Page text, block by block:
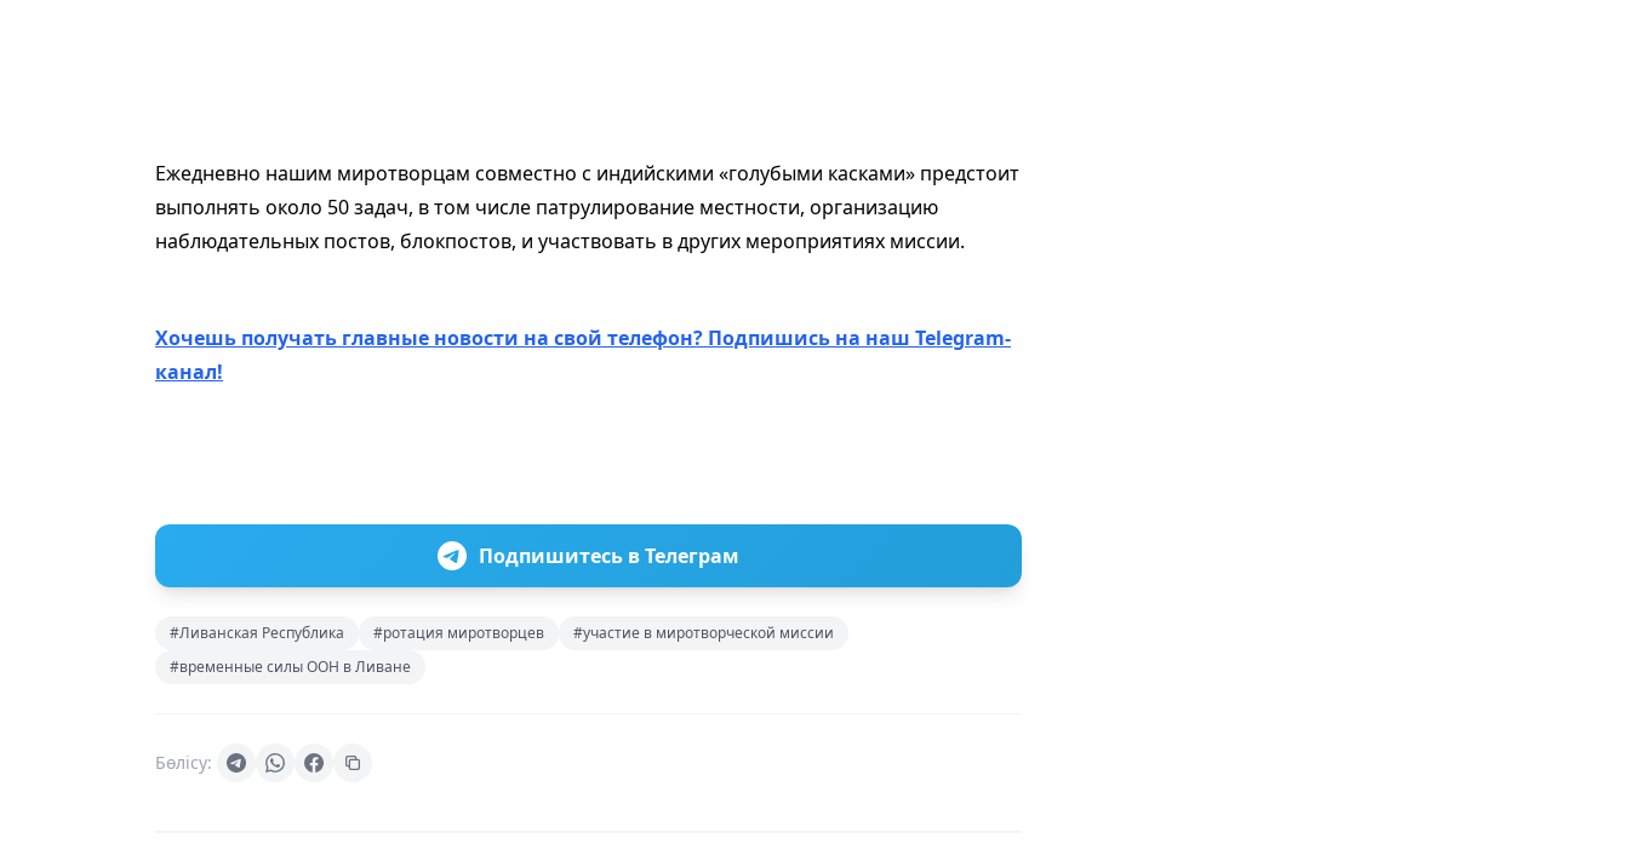
Ежедневно нашим миротворцам совместно с индийскими «голубыми касками» предстоит
выполнять около 50 задач, в том числе патрулирование местности, организацию
наблюдательных постов, блокпостов, и участвовать в других мероприятиях миссии.
Хочешь получать главные новости на свой телефон? Подпишись на наш Telegram-
канал!
Подпишитесь в Телеграм
#Ливанская Республика #ротация миротворцев
#участие в миротворческой миссии
#временные силы ООН в Ливане
Бөлісу: